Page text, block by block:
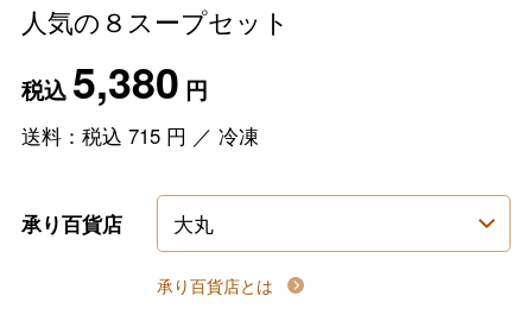
人気の８スープセット
税込5,380 円
送料：税込 715円 ／ 冷凍
承り百貨店
承り百貨店とは